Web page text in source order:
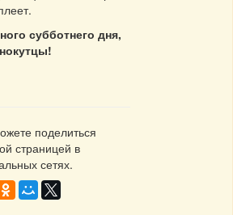
субботнего дня,
поделиться
страницей в
сетях.